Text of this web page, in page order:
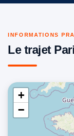
INFORMATIONS
Le trajet
+
−